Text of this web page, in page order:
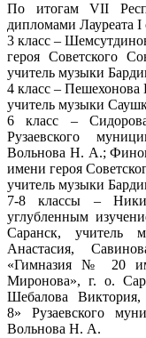
По итогам VII
дипломами Лауреата
3 класс –
героя Советского
учитель музыки
4 класс –
учитель музыки
6 класс –
Рузаевского
Вольнова Н. А.;
имени героя
учитель музыки
7-8 классы –
углубленным
Саранск, учитель
Анастасия,
«Гимназия № 20
Миронова», г. о.
Шебалова
8» Рузаевского
Вольнова Н. А.